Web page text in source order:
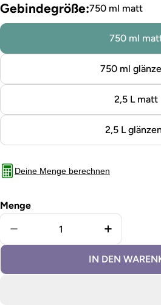
Gebindegröße:750 ml matt
750 ml
750 ml
2,5 L matt
2,5 L
Deine Menge berechnen
Menge
Menge für Buntlack Sage
Menge für
IN DEN